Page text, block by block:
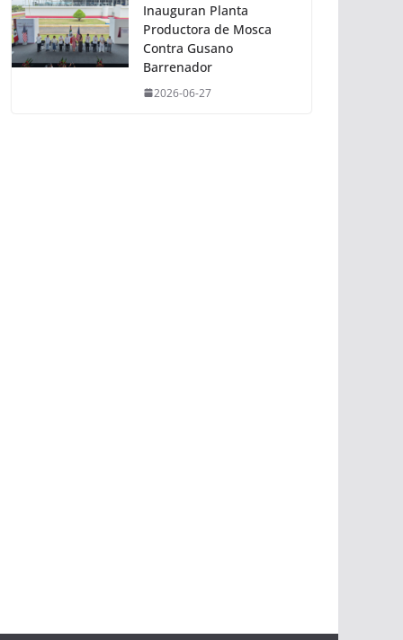
Inauguran Planta
Productora de Mosca
Contra Gusano
Barrenador
2026-06-27